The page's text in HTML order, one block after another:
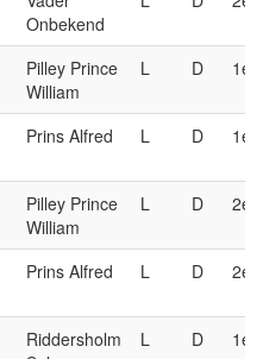
Onbekend
Pilley Prince
William
L D 1e
Prins Alfred L D 1e
Pilley Prince
William
L D 2e
Prins Alfred L D 2e
Riddersholm
L D 1e